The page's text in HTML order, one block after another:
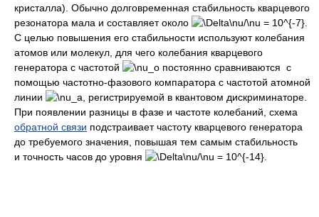
кристалла). Обычно долговременная стабильность кварцевого
резонатора мала и составляет около
С целью повышения его стабильности используют колебания
атомов или молекул, для чего колебания кварцевого
генератора с частотой
постоянно сравниваются c
помощью частотно-фазового компаратора с частотой атомной
линии
, регистрируемой в квантовом дискриминаторе.
При появлении разницы в фазе и частоте колебаний, схема
обратной связи подстраивает частоту кварцевого генератора
до требуемого значения, повышая тем самым стабильность
и точность часов до уровня